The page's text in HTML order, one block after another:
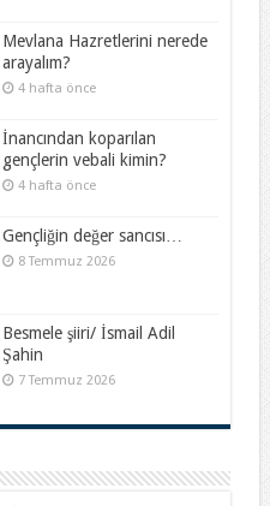
Mevlana Hazretlerini nerede
arayalım?
4 hafta önce
İnancından koparılan
gençlerin vebali kimin?
4 hafta önce
Gençliğin değer sancısı…
8 Temmuz 2026
Besmele şiiri/ İsmail Adil
Şahin
7 Temmuz 2026